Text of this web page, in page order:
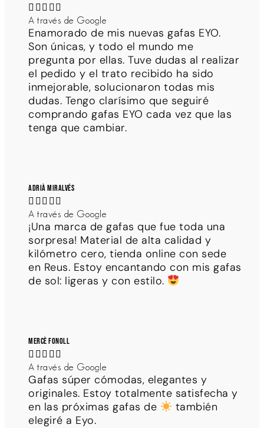
    
A través de Google
Enamorado de mis nuevas gafas EYO.
Son únicas, y todo el mundo me
pregunta por ellas. Tuve dudas al realizar
el pedido y el trato recibido ha sido
inmejorable, solucionaron todas mis
dudas. Tengo clarísimo que seguiré
comprando gafas EYO cada vez que las
tenga que cambiar.
Adrià Miralvés
    
A través de Google
¡Una marca de gafas que fue toda una
sorpresa! Material de alta calidad y
kilómetro cero, tienda online con sede
en Reus. Estoy encantando con mis gafas
de sol: ligeras y con estilo.
Mercè Fonoll
    
A través de Google
Gafas súper cómodas, elegantes y
originales. Estoy totalmente satisfecha y
en las próximas gafas de
también
elegiré a Eyo.